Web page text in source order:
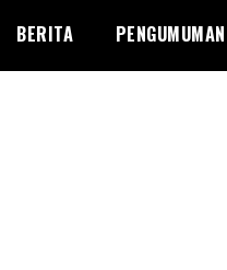
BERITA PENGUMUMAN